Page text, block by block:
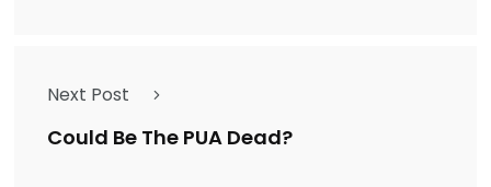
Next Post
Could Be The PUA Dead?